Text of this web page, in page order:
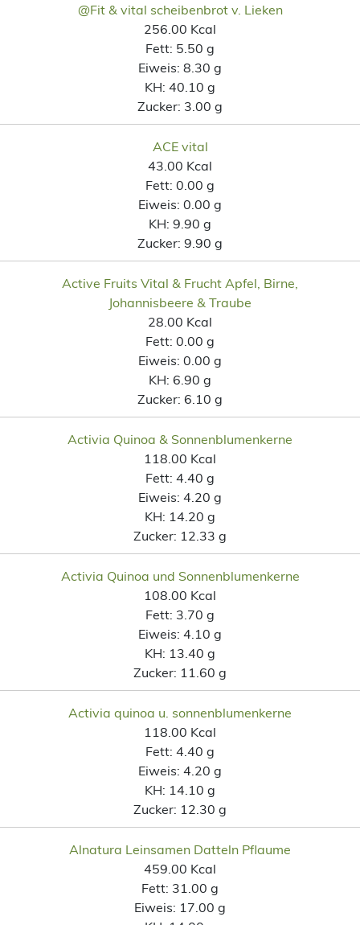
@Fit & vital scheibenbrot v. Lieken
256.00 Kcal
Fett: 5.50 g
Eiweis: 8.30 g
KH: 40.10 g
Zucker: 3.00 g
ACE vital
43.00 Kcal
Fett: 0.00 g
Eiweis: 0.00 g
KH: 9.90 g
Zucker: 9.90 g
Active Fruits Vital & Frucht Apfel, Birne,
Johannisbeere & Traube
28.00 Kcal
Fett: 0.00 g
Eiweis: 0.00 g
KH: 6.90 g
Zucker: 6.10 g
Activia Quinoa & Sonnenblumenkerne
118.00 Kcal
Fett: 4.40 g
Eiweis: 4.20 g
KH: 14.20 g
Zucker: 12.33 g
Activia Quinoa und Sonnenblumenkerne
108.00 Kcal
Fett: 3.70 g
Eiweis: 4.10 g
KH: 13.40 g
Zucker: 11.60 g
Activia quinoa u. sonnenblumenkerne
118.00 Kcal
Fett: 4.40 g
Eiweis: 4.20 g
KH: 14.10 g
Zucker: 12.30 g
Alnatura Leinsamen Datteln Pflaume
459.00 Kcal
Fett: 31.00 g
Eiweis: 17.00 g